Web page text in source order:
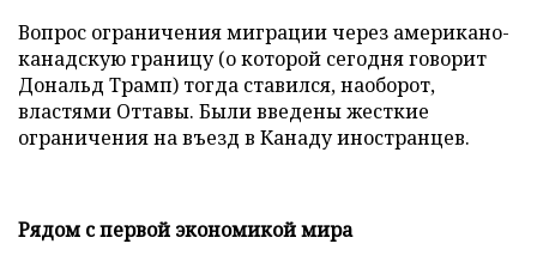
Вопрос ограничения миграции через американо-
канадскую границу (о которой сегодня говорит
Дональд Трамп) тогда ставился, наоборот,
властями Оттавы. Были введены жесткие
ограничения на въезд в Канаду иностранцев.
Рядом с первой экономикой мира